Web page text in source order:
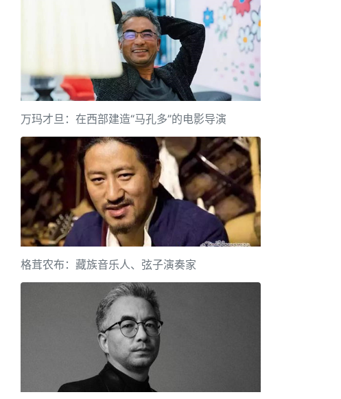
万玛才旦：在西部建造“马孔多”的电影导演
格茸农布：藏族音乐人、弦子演奏家